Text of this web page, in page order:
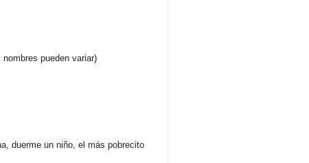
pueden variar)
duerme un niño, el más pobrecito